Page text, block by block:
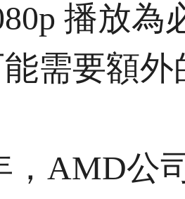
播放為
需要額
，AMD公